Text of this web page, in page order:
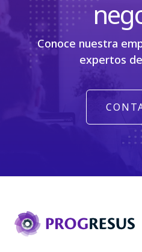
Conoce nuestra
expertos